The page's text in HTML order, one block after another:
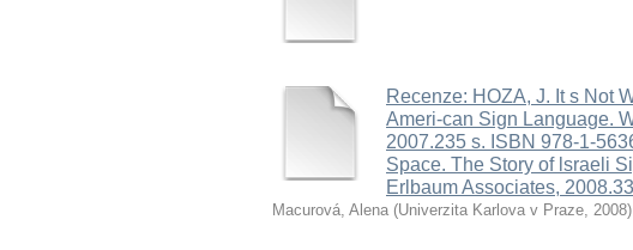
Recenze: HOZA, J. It s Not
Ameri-can Sign Language.
2007.235 s. ISBN 978-1-
Space. The Story of lsraeli
Erlbaum Associates,
Macurová, Alena (Univerzita Karlova v Praze, 2008)